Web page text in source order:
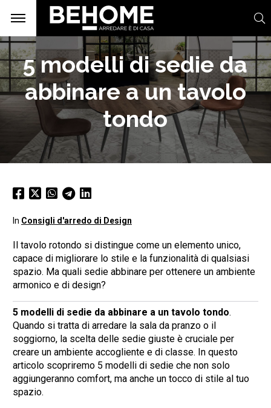
5 modelli di sedie da
abbinare a un tavolo
tondo
In Consigli d'arredo di Design
Il tavolo rotondo si distingue come un elemento unico,
capace di migliorare lo stile e la funzionalità di qualsiasi
spazio. Ma quali sedie abbinare per ottenere un ambiente
armonico e di design?
5 modelli di sedie da abbinare a un tavolo tondo.
Quando si tratta di arredare la sala da pranzo o il
soggiorno, la scelta delle sedie giuste è cruciale per
creare un ambiente accogliente e di classe. In questo
articolo scopriremo 5 modelli di sedie che non solo
aggiungeranno comfort, ma anche un tocco di stile al tuo
spazio.